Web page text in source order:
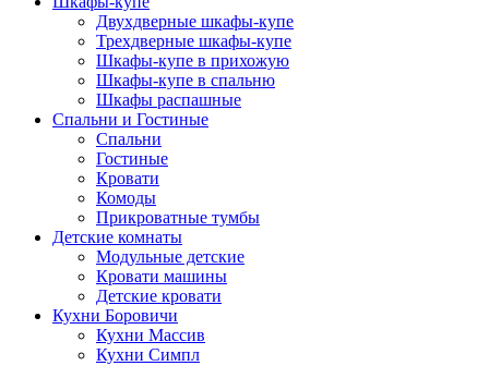
Двухдверные шкафы-купе
Трехдверные шкафы-купе
Шкафы-купе в прихожую
Шкафы-купе в спальню
Шкафы распашные
Спальни и Гостиные
Спальни
Гостиные
Кровати
Комоды
Прикроватные тумбы
Детские комнаты
Модульные детские
Кровати машины
Детские кровати
Кухни Боровичи
Кухни Массив
Кухни Симпл